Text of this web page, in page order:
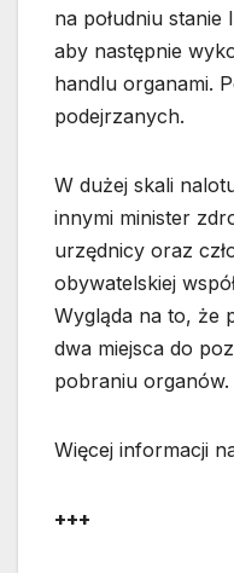
na południu
aby następnie
handlu organami.
podejrzanych.
W dużej skali
innymi minister
urzędnicy oraz
obywatelskiej
Wygląda na to, że
dwa miejsca do
pobraniu organów.
Więcej informacji
+++